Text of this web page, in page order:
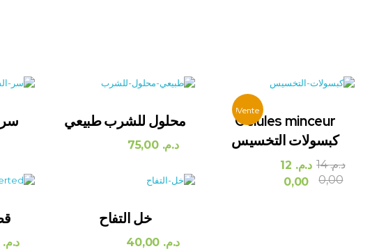
Vente!
Gélules minceur
كبسولات التخسيس
د.م. 12
0,00
د.م.14
0,00
محلول للشرب طبيعي
د.م. 75,00
سر
خل التفاح
د.م. د.م.